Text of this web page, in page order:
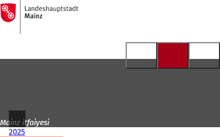
İçeriğe atla
Ana
sayfaya
Mainz itfaiyesi
2025